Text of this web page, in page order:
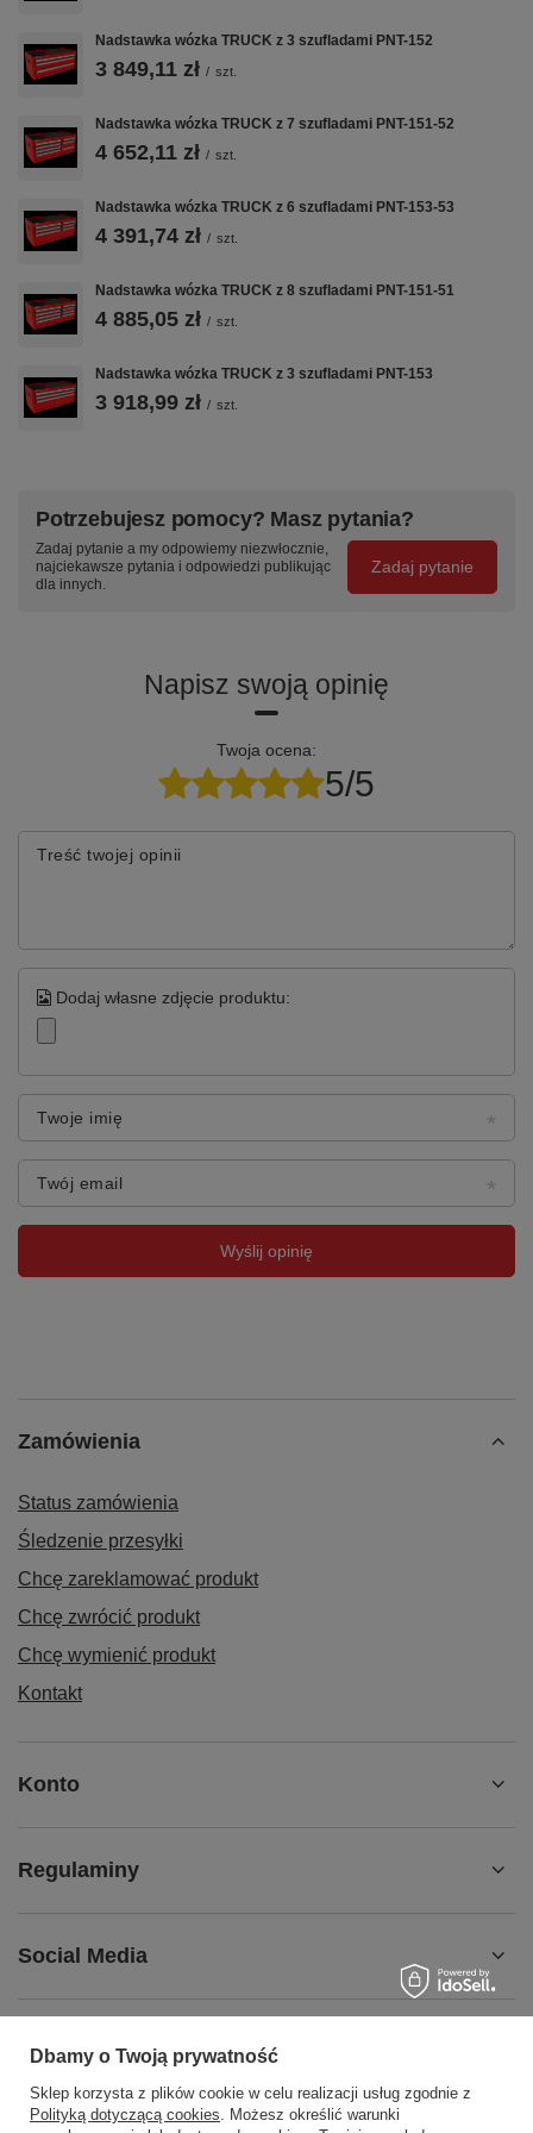
– głębokość wewnętrzna użytkowa 408 mm
– dokładne wymiary w galerii zdjęć
Wyposażenie opcjonalne (dodatkowo płatne):
– blokada zapobiegająca wysunięciu więcej niż jednej szuflady
– blat wózka wykonany ze sklejki o gr. 40 mm
– przestawne podziałki / przegrody do przechowywania drobnych
– klucz Master Key, umożliwia dostęp do dowolnej liczby szafek za
pomocą klucza grupowego przy zachowaniu kluczy indywidualnych
Nadstawka wózka TRUCK z 3 szufladami PNT-152
3 849,11 zł / szt.
Nadstawka wózka TRUCK z 7 szufladami PNT-151-52
4 652,11 zł / szt.
Nadstawka wózka TRUCK z 6 szufladami PNT-153-53
4 391,74 zł / szt.
Nadstawka wózka TRUCK z 8 szufladami PNT-151-51
4 885,05 zł / szt.
Nadstawka wózka TRUCK z 3 szufladami PNT-153
3 918,99 zł / szt.
Potrzebujesz pomocy? Masz pytania?
Zadaj pytanie a my odpowiemy niezwłocznie,
najciekawsze pytania i odpowiedzi publikując
dla innych.
Zadaj pytanie
Napisz swoją opinię
Twoja ocena:
5/5
Treść twojej opinii
Dodaj własne zdjęcie produktu:
Twoje imię
Twój email
Wyślij opinię
Zamówienia
Status zamówienia
Śledzenie przesyłki
Chcę zareklamować produkt
Chcę zwrócić produkt
Chcę wymienić produkt
Kontakt
Konto
Regulaminy
Social Media
508372615 biuro@centrumwarsztatowe.pl
CentrumWarsztatowe.pl,Hetmańska 25,15-727Białystok
Dbamy o Twoją prywatność
Sklep korzysta z plików cookie w celu realizacji usług zgodnie z
Polityką dotyczącą cookies. Możesz określić warunki